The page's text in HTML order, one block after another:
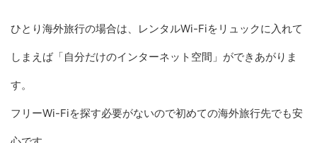
ひとり海外旅行の場合は、レンタルWi-Fiをリュックに入れて
しまえば「自分だけのインターネット空間」ができあがりま
す。
フリーWi-Fiを探す必要がないので初めての海外旅行先でも安